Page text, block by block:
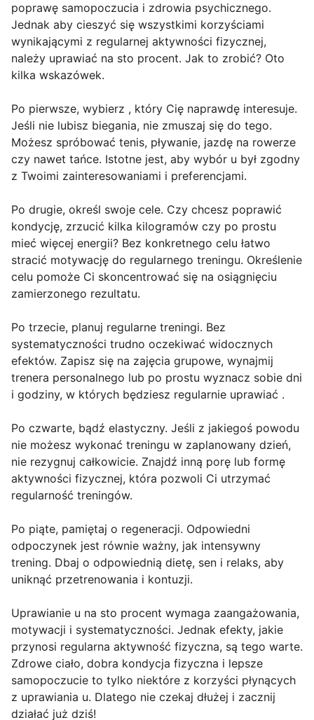
poprawę samopoczucia i zdrowia psychicznego.
Jednak aby cieszyć się wszystkimi korzyściami
wynikającymi z regularnej aktywności fizycznej,
należy uprawiać na sto procent. Jak to zrobić? Oto
kilka wskazówek.
Po pierwsze, wybierz , który Cię naprawdę interesuje.
Jeśli nie lubisz biegania, nie zmuszaj się do tego.
Możesz spróbować tenis, pływanie, jazdę na rowerze
czy nawet tańce. Istotne jest, aby wybór u był zgodny
z Twoimi zainteresowaniami i preferencjami.
Po drugie, określ swoje cele. Czy chcesz poprawić
kondycję, zrzucić kilka kilogramów czy po prostu
mieć więcej energii? Bez konkretnego celu łatwo
stracić motywację do regularnego treningu. Określenie
celu pomoże Ci skoncentrować się na osiągnięciu
zamierzonego rezultatu.
Po trzecie, planuj regularne treningi. Bez
systematyczności trudno oczekiwać widocznych
efektów. Zapisz się na zajęcia grupowe, wynajmij
trenera personalnego lub po prostu wyznacz sobie dni
i godziny, w których będziesz regularnie uprawiać .
Po czwarte, bądź elastyczny. Jeśli z jakiegoś powodu
nie możesz wykonać treningu w zaplanowany dzień,
nie rezygnuj całkowicie. Znajdź inną porę lub formę
aktywności fizycznej, która pozwoli Ci utrzymać
regularność treningów.
Po piąte, pamiętaj o regeneracji. Odpowiedni
odpoczynek jest równie ważny, jak intensywny
trening. Dbaj o odpowiednią dietę, sen i relaks, aby
uniknąć przetrenowania i kontuzji.
Uprawianie u na sto procent wymaga zaangażowania,
motywacji i systematyczności. Jednak efekty, jakie
przynosi regularna aktywność fizyczna, są tego warte.
Zdrowe ciało, dobra kondycja fizyczna i lepsze
samopoczucie to tylko niektóre z korzyści płynących
z uprawiania u. Dlatego nie czekaj dłużej i zacznij
działać już dziś!